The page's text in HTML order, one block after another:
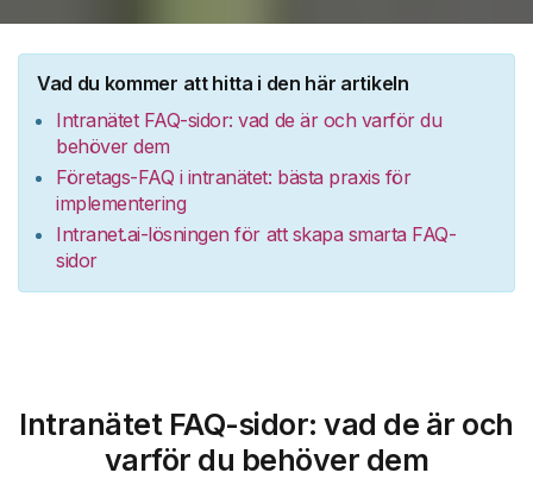
Vad du kommer att hitta i den här artikeln
Intranätet FAQ-sidor: vad de är och varför du
behöver dem
Företags-FAQ i intranätet: bästa praxis för
implementering
Intranet.ai-lösningen för att skapa smarta FAQ-
sidor
Intranätet FAQ-sidor: vad de är och
varför du behöver dem